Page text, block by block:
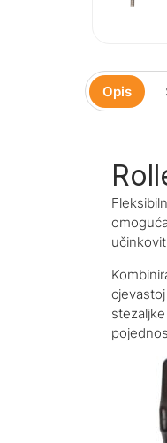
Opis